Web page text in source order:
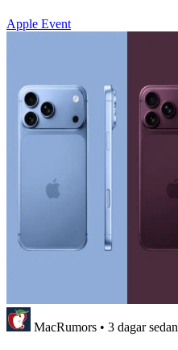
Apple Event
MacRumors • 3 dagar sedan